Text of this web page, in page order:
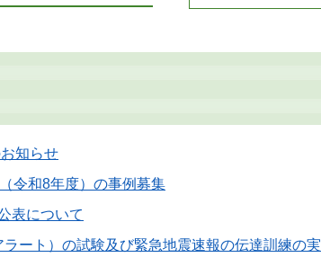
知らせ
令和8年度）の事例募集
表について
ート）の試験及び緊急地震速報の伝達訓練の実